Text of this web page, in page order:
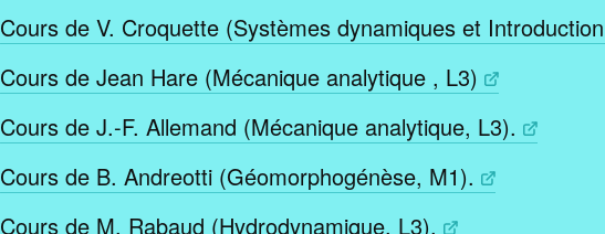
Cours de V. Croquette (Systèmes dynamiques et
Cours de Jean Hare (Mécanique analytique , L3)
Cours de J.-F. Allemand (Mécanique analytique, L3).
Cours de B. Andreotti (Géomorphogénèse, M1).
Cours de M. Rabaud (Hydrodynamique, L3).